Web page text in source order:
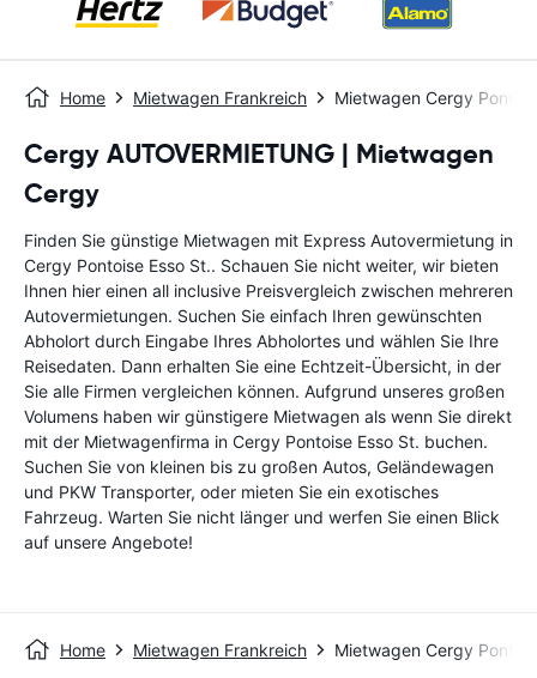
Home Mietwagen Frankreich Mietwagen Cergy
Cergy AUTOVERMIETUNG | Mietwagen
Cergy
Finden Sie günstige Mietwagen mit Express Autovermietung in
Cergy Pontoise Esso St.. Schauen Sie nicht weiter, wir bieten
Ihnen hier einen all inclusive Preisvergleich zwischen mehreren
Autovermietungen. Suchen Sie einfach Ihren gewünschten
Abholort durch Eingabe Ihres Abholortes und wählen Sie Ihre
Reisedaten. Dann erhalten Sie eine Echtzeit-Übersicht, in der
Sie alle Firmen vergleichen können. Aufgrund unseres großen
Volumens haben wir günstigere Mietwagen als wenn Sie direkt
mit der Mietwagenfirma in Cergy Pontoise Esso St. buchen.
Suchen Sie von kleinen bis zu großen Autos, Geländewagen
und PKW Transporter, oder mieten Sie ein exotisches
Fahrzeug. Warten Sie nicht länger und werfen Sie einen Blick
auf unsere Angebote!
Home Mietwagen Frankreich Mietwagen Cergy